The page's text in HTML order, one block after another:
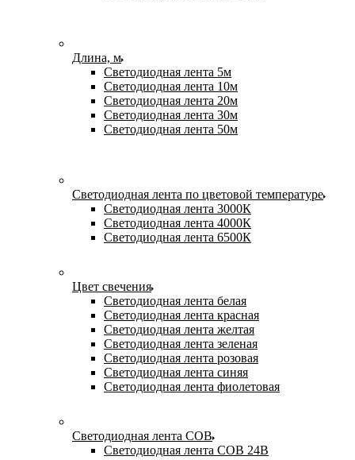
Длина, м
Светодиодная лента 5м
Светодиодная лента 10м
Светодиодная лента 20м
Светодиодная лента 30м
Светодиодная лента 50м
Светодиодная лента по цветовой температуре
Светодиодная лента 3000К
Светодиодная лента 4000К
Светодиодная лента 6500К
Цвет свечения
Светодиодная лента белая
Светодиодная лента красная
Светодиодная лента желтая
Светодиодная лента зеленая
Светодиодная лента розовая
Светодиодная лента синяя
Светодиодная лента фиолетовая
Светодиодная лента COB
Светодиодная лента COB 24В